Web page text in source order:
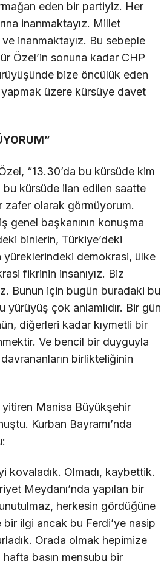
eden bir partiyiz. Her
inanmaktayız. Millet
inanmaktayız. Bu sebeple
Özel’in sonuna kadar CHP
bize öncülük eden
yapmak üzere kürsüye davet
“13.30’da bu kürsüde kim
bu kürsüde ilan edilen saatte
zafer olarak görmüyorum.
genel başkanının konuşma
binlerin, Türkiye’deki
yüreklerindeki demokrasi, ülke
fikrinin insanıyız. Biz
Bunun için bugün buradaki bu
çok anlamlıdır. Bir gün
diğerleri kadar kıymetli bir
Ve bencil bir duyguyla
birlikteliğinin
yitiren Manisa Büyükşehir
Kurban Bayramı’nda
kovaladık. Olmadı, kaybettik.
Meydanı’nda yapılan bir
herkesin gördüğüne
bir ilgi ancak bu Ferdi’ye nasip
Orada olmak hepimize
basın mensubu bir